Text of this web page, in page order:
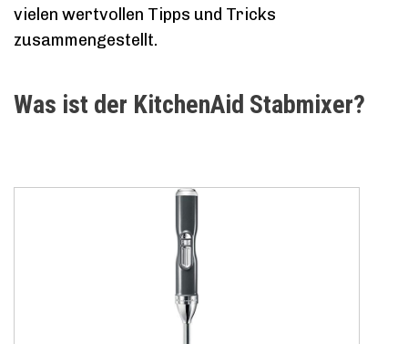
vielen wertvollen Tipps und Tricks
zusammengestellt.
Was ist der KitchenAid Stabmixer?